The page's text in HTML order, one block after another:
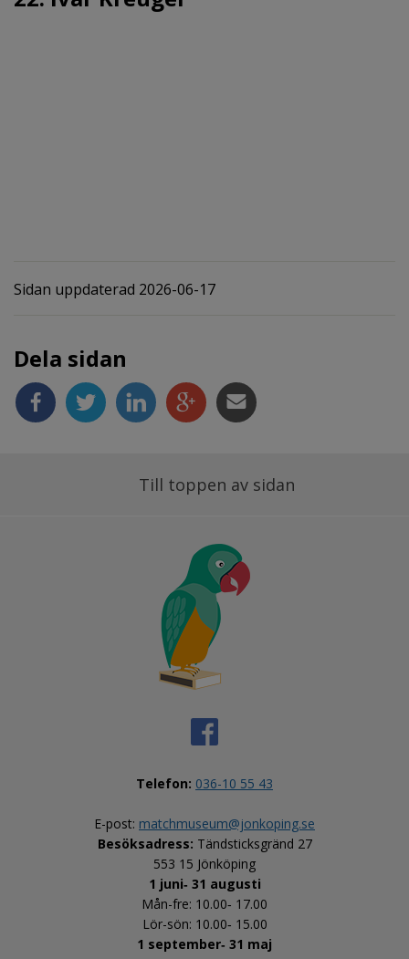
Sidan uppdaterad 2026-06-17
Dela sidan
Till toppen av sidan
Telefon: 036-10 55 43
E-post: matchmuseum@jonkoping.se
Besöksadress: Tändsticksgränd 27
553 15 Jönköping
1 juni‑ 31 augusti
Mån-fre: 10.00‑ 17.00
Lör-sön: 10.00‑ 15.00
1 september‑ 31 maj